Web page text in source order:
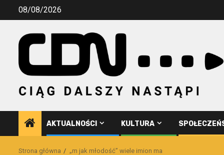
Przejdź08/08/2026
AKTUALNOŚCI KULTURA
Strona główna „m jak młodość” wiele imion ma